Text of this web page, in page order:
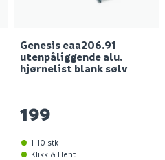
Genesis eaa206.91
utenpåliggende alu.
hjørnelist blank sølv
199
1-10 stk
Klikk & Hent